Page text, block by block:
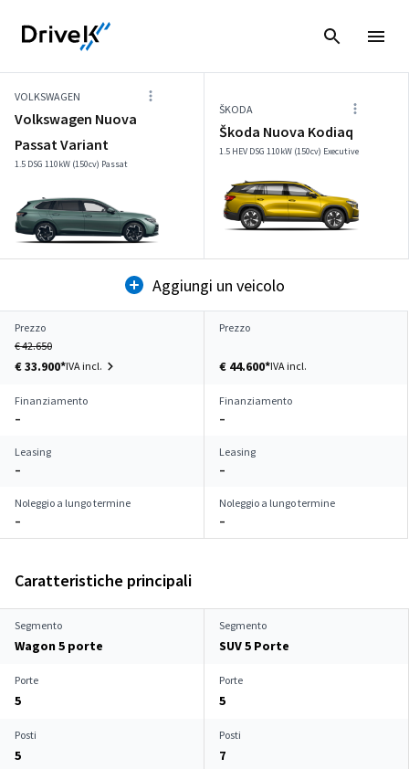
VOLKSWAGEN
Volkswagen Nuova
Passat Variant
1.5 DSG 110kW (150cv) Passat
ŠKODA
Škoda Nuova Kodiaq
1.5 HEV DSG 110kW (150cv) Executive
Aggiungi un veicolo
Prezzo
€ 42.650
€ 33.900*IVA incl.
Prezzo
€ 44.600*IVA incl.
Finanziamento
–
Finanziamento
–
Leasing
–
Leasing
–
Noleggio a lungo termine
–
Noleggio a lungo termine
–
Caratteristiche principali
Segmento
Wagon 5 porte
Segmento
SUV 5 Porte
Porte
5
Porte
5
Posti
5
Posti
7